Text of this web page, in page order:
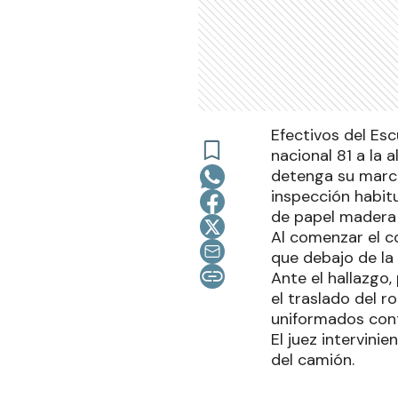
Efectivos del
nacional 81 a la
detenga su
inspección
de papel
Al comenzar el
que debajo de
Ante el hallazgo,
el traslado del
uniformados
El juez
del camión.